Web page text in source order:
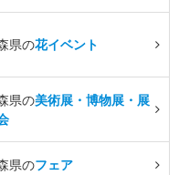
県の花イベント
県の美術展・博物展・展
県のフェア